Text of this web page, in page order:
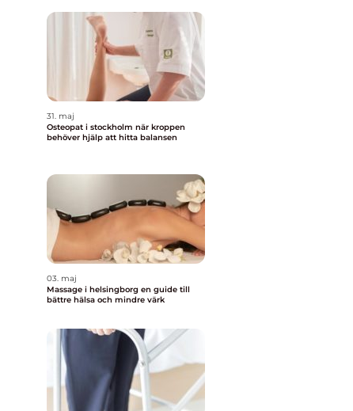
31. maj
Osteopat i stockholm när kroppen
behöver hjälp att hitta balansen
03. maj
Massage i helsingborg en guide till
bättre hälsa och mindre värk